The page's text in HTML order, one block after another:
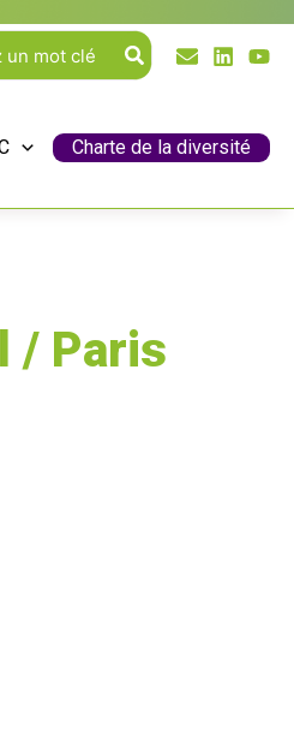
Charte de la diversité
/ Paris